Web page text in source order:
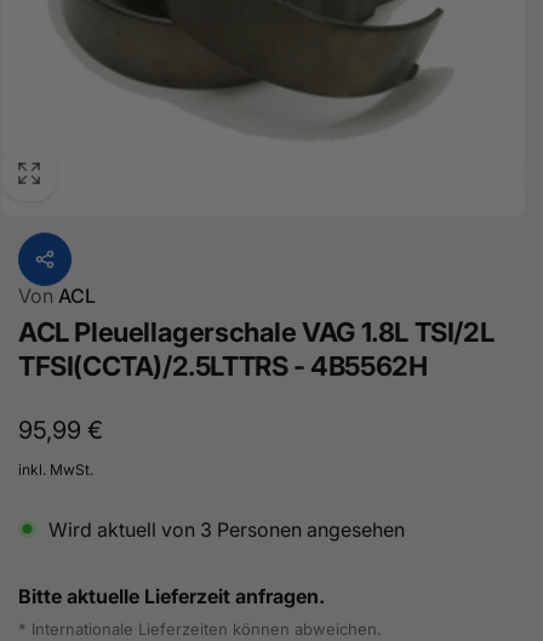
Von ACL
ACL Pleuellagerschale VAG 1.8L TSI/2L
TFSI(CCTA)/2.5LTTRS - 4B5562H
Normaler
Preis
95,99 €
inkl. MwSt.
Wird aktuell von 3 Personen angesehen
Bitte aktuelle Lieferzeit anfragen.
* Internationale Lieferzeiten können abweichen.